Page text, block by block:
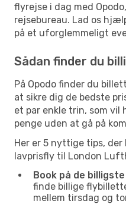
flyrejse i dag med
rejsebureau. Lad os
på et uforglemmeligt
Sådan finder du
På Opodo finder du
at sikre dig de bedste
et par enkle trin, som
penge uden at gå på
Her er 5 nyttige tips,
lavprisfly til London
Book på de
finde billige
mellem tirsdag og